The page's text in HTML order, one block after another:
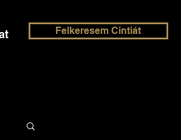
Felkeresem Cintiát